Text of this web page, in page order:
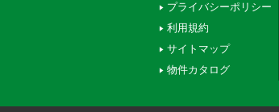
プライバシーポリシー
利用規約
サイトマップ
物件カタログ